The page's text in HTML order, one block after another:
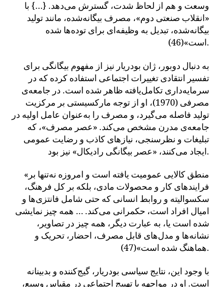
وسعت و هم از لحاظ شدت، گسترش می‌دهد. {…} با
«انقلاب صنعتی دوم»، مصرف بیگانه‌شده، مانند تولید
بیگانه‌شده، تبدیل به وظیفه‌ای برای توده‌ها شده
است»(46).
به دنبال دوبور، ژان بودریار نیز از مفهوم بیگانگی برای
تفسیر انتقادی تغییرات اجتماعی استفاده کرده که در
سرمایه‌داری تکامل‌یافته ظاهر شده است. در جامعه‌ی
مصرفی (1970)، او از توجه مارکسیستی بر مرکزیت
تولید فاصله می‌گیرد، و مصرف را به‌عنوان عامل اولیه در
جامعه‌ی مدرن مشخص می‌کند. «عصر مصرف»، که
تبلیغات و نظرسنجی، نیازهای کاذب و رضایت عمومی
ایجاد می‌کنند، «عصر بیگانگی رادیکال» نیز بود.
«منطق کالایی عمومیت یافته است و امروزه نه‌تنها بر
فرایندهای کار و محصولات مادی، بلکه بر کل فرهنگ،
سکسوالیته و روابط انسانی که حتی شامل فانتزی‌ها و
امیال افراد است، حکمرانی می‌کند. … همه چیز نمایشی
شده است یا، به عبارت دیگر، همه چیز در تصاویر،
نشانه‌ها و مدل‌های قابل مصرف، احضار، تحریک و
هماهنگ شده است»(47).
با وجود این، نتایج سیاسی بودریار، گیج‌کننده و بدبینانه
است. او در مواجهه با تهییج اجتماعی در مقیاس وسیع،